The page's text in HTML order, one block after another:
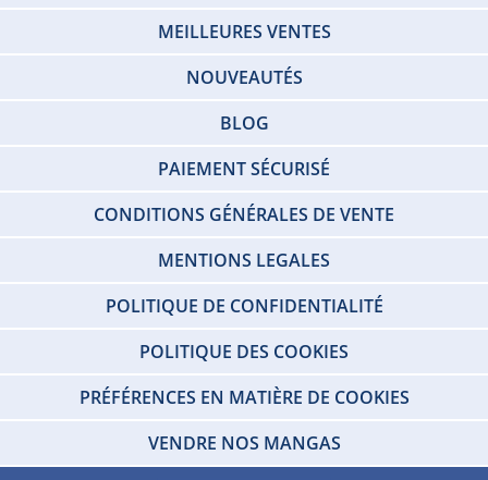
MEILLEURES VENTES
NOUVEAUTÉS
BLOG
PAIEMENT SÉCURISÉ
CONDITIONS GÉNÉRALES DE VENTE
MENTIONS LEGALES
POLITIQUE DE CONFIDENTIALITÉ
POLITIQUE DES COOKIES
PRÉFÉRENCES EN MATIÈRE DE COOKIES
VENDRE NOS MANGAS